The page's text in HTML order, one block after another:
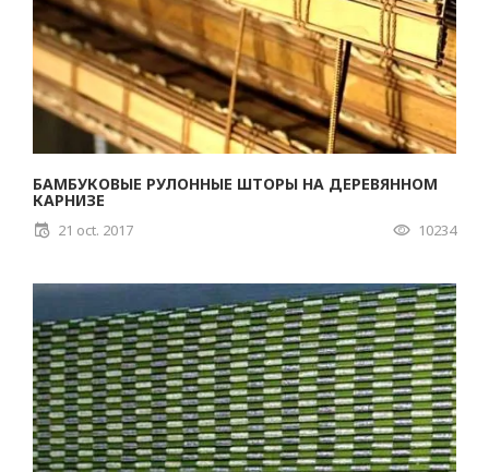
БАМБУКОВЫЕ РУЛОННЫЕ ШТОРЫ НА ДЕРЕВЯННОМ
КАРНИЗЕ
21 oct. 2017 10234